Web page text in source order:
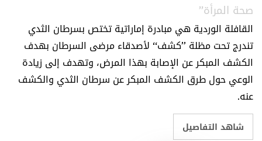
صحة المرأة”
القافلة الوردية هي مبادرة إماراتية تختص بسرطان الثدي
تندرج تحت مظلة ”كشف“ لأصدقاء مرضى السرطان بهدف
الكشف المبكر عن الإصابة بهذا المرض، وتهدف إلى زيادة
الوعي حول طرق الكشف المبكر عن سرطان الثدي والكشف
عنه.
شاهد التفاصيل